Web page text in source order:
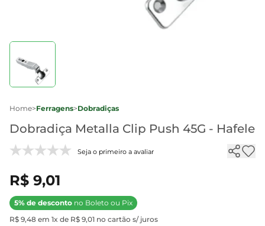
Home>Ferragens>Dobradiças
Dobradiça Metalla Clip Push 45G - Hafele
Seja o primeiro a avaliar
R$ 9,01
5% de desconto no Boleto ou Pix
R$ 9,48 em 1x de R$ 9,01 no cartão s/ juros